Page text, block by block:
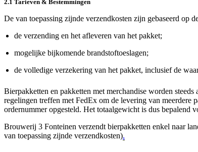
2.1 Tarieven & Bestemmingen
De van toepassing zijnde verzendkosten zijn gebaseerd op
de verzending en het afleveren van het pakket;
mogelijke bijkomende brandstoftoeslagen;
de volledige verzekering van het pakket, inclusief de
Bierpakketten en pakketten met merchandise worden
regelingen treffen met FedEx om de levering van
ordernummer opgesteld. Het totaalgewicht is dus bepalend
Brouwerij 3 Fonteinen verzendt bierpakketten enkel naar
van toepassing zijnde verzendkosten).